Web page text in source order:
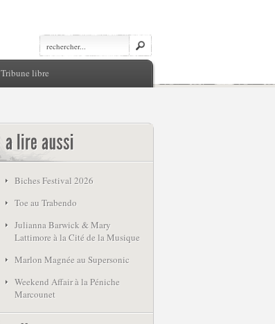
Tribune libre
Biches Festival 2026
Toe au Trabendo
Julianna Barwick & Mary
Lattimore à la Cité de la Musique
Marlon Magnée au Supersonic
Weekend Affair à la Péniche
Marcounet